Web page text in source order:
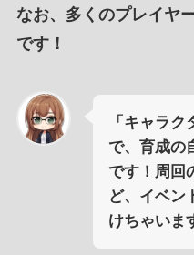
なお、 多くのプレイヤ
です！
「キャラ
で、育成の
です！周回
ど、イベン
けちゃいま